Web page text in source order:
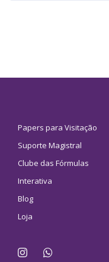
Papers para Visitação
Suporte Magistral
Clube das Fórmulas
Interativa
Blog
Loja